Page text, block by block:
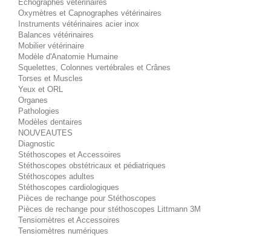
Échographes vétérinaires
Oxymètres et Capnographes vétérinaires
Instruments vétérinaires acier inox
Balances vétérinaires
Mobilier vétérinaire
Modèle d'Anatomie Humaine
Squelettes, Colonnes vertébrales et Crânes
Torses et Muscles
Yeux et ORL
Organes
Pathologies
Modèles dentaires
NOUVEAUTES
Diagnostic
Stéthoscopes et Accessoires
Stéthoscopes obstétricaux et pédiatriques
Stéthoscopes adultes
Stéthoscopes cardiologiques
Pièces de rechange pour Stéthoscopes
Pièces de rechange pour stéthoscopes Littmann 3M
Tensiomètres et Accessoires
Tensiomètres numériques